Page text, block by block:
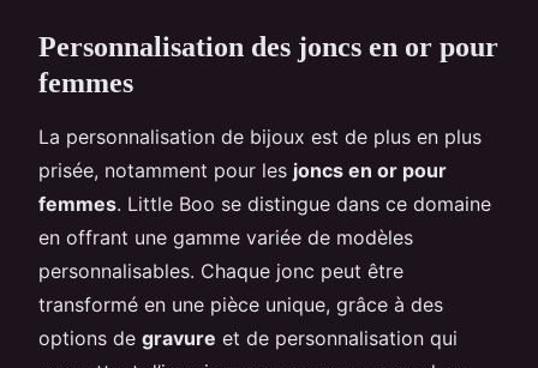
Personnalisation des joncs en or pour
femmes
La personnalisation de bijoux est de plus en plus
prisée, notamment pour les joncs en or pour
femmes. Little Boo se distingue dans ce domaine
en offrant une gamme variée de modèles
personnalisables. Chaque jonc peut être
transformé en une pièce unique, grâce à des
options de gravure et de personnalisation qui